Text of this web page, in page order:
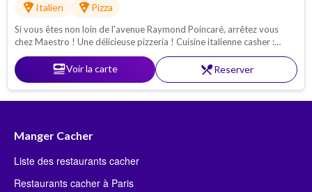
local_pizzaItalien local_pizzaPizza
Si vous êtes non loin de l'avenue Raymond Poincaré, arrêtez vous
chez Maestro ! Une délicieuse pizzeria ! Cuisine italienne casher :
Pâtes - pizzas - antipasti. Proche de la Porte Maillot
set_mealVoir la carte restaurant_menuReserver
Manger Cacher
Liste des restaurants cacher
Restaurants cacher à Paris